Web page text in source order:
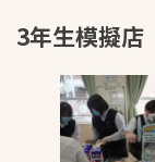
3年生模擬店